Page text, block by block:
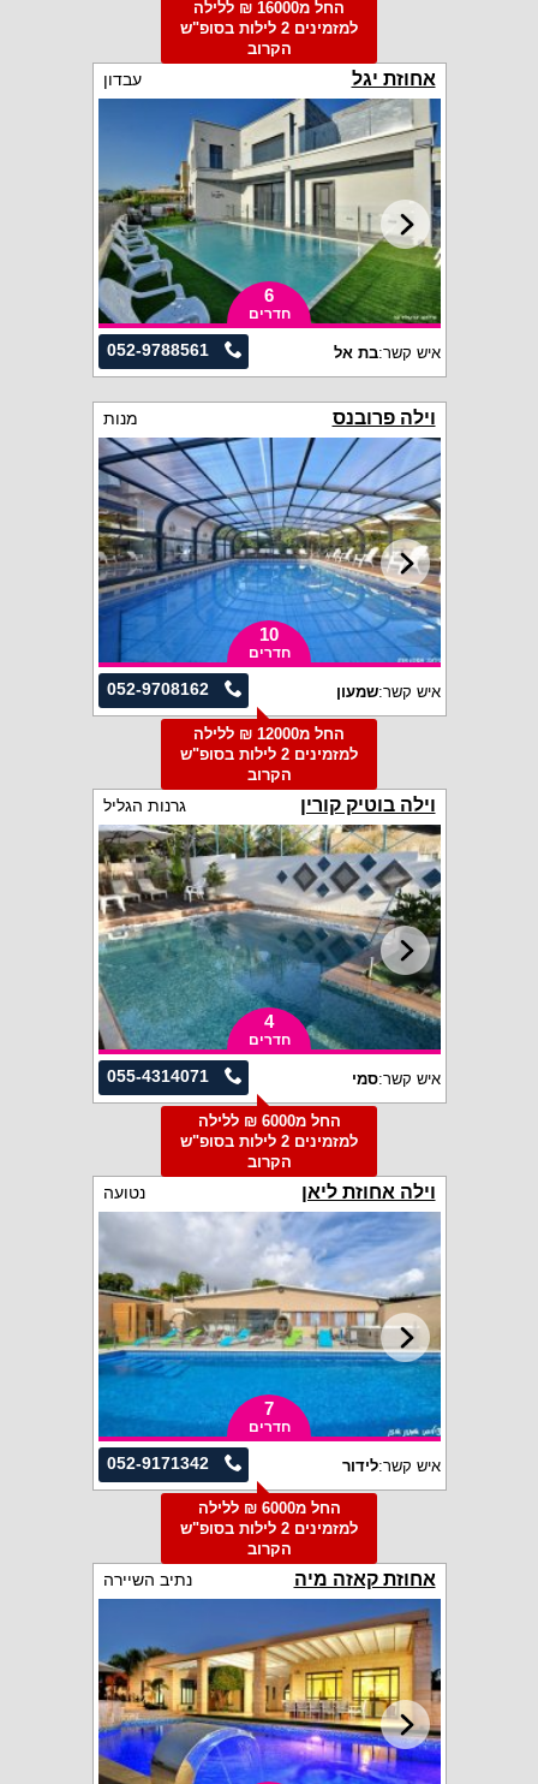
החל מ16000 ₪ ללילה
למזמינים 2 לילות בסופ"ש
הקרוב
אחוזת יגל עבדון
6
חדרים
052-9788561 איש קשר:בת אל
וילה פרובנס מנות
10
חדרים
052-9708162 איש קשר:שמעון
החל מ12000 ₪ ללילה
למזמינים 2 לילות בסופ"ש
הקרוב
וילה בוטיק קורין גרנות הגליל
4
חדרים
055-4314071 איש קשר:סמי
החל מ6000 ₪ ללילה
למזמינים 2 לילות בסופ"ש
הקרוב
וילה אחוזת ליאן נטועה
7
חדרים
052-9171342 איש קשר:לידור
החל מ6000 ₪ ללילה
למזמינים 2 לילות בסופ"ש
הקרוב
אחוזת קאזה מיה נתיב השיירה